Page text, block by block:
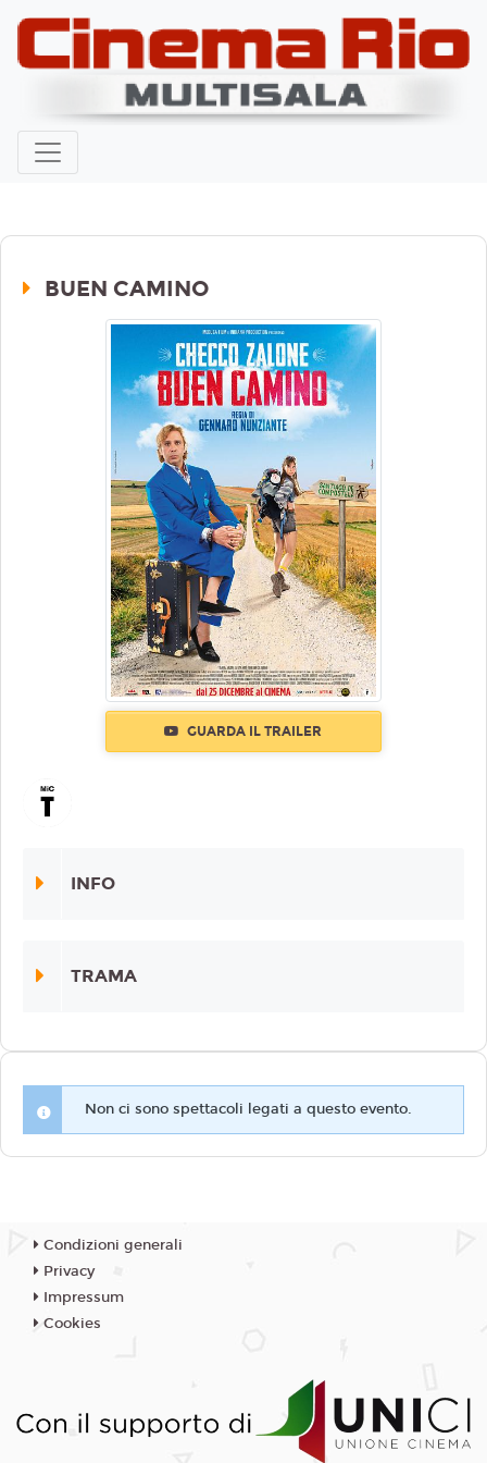
BUEN CAMINO
GUARDA IL TRAILER
INFO
TRAMA
Non ci sono spettacoli legati a questo evento.
Condizioni generali
Privacy
Impressum
Cookies